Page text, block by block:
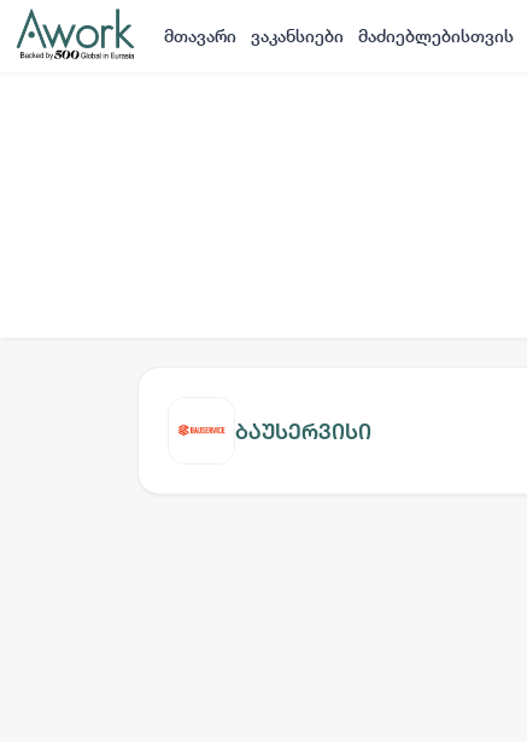
მთავარი ვაკანსიები მაძიებლებისთვის
ბაუსერვისი